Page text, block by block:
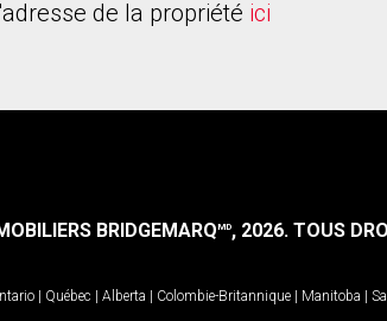
de la propriété ici
BRIDGEMARQMD, 2026. TOUS
| Québec | Alberta | Colombie-Britannique | Manitoba |